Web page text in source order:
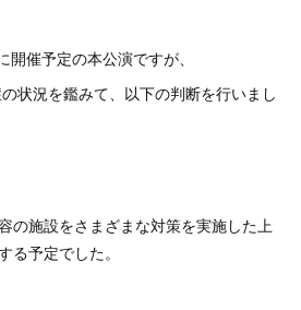
催予定の本公演ですが、
状況を鑑みて、以下の判断を行いまし
の施設をさまざまな対策を実施した上
る予定でした。